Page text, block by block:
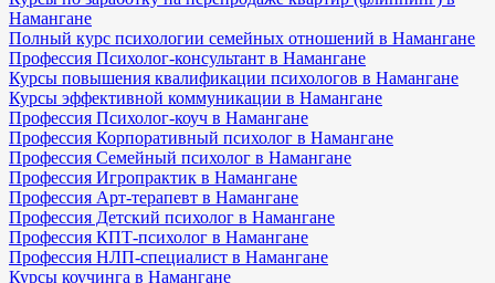
Намангане
Полный курс психологии семейных отношений в Намангане
Профессия Психолог-консультант в Намангане
Курсы повышения квалификации психологов в Намангане
Курсы эффективной коммуникации в Намангане
Профессия Психолог-коуч в Намангане
Профессия Корпоративный психолог в Намангане
Профессия Семейный психолог в Намангане
Профессия Игропрактик в Намангане
Профессия Арт-терапевт в Намангане
Профессия Детский психолог в Намангане
Профессия КПТ-психолог в Намангане
Профессия НЛП-специалист в Намангане
Курсы коучинга в Намангане